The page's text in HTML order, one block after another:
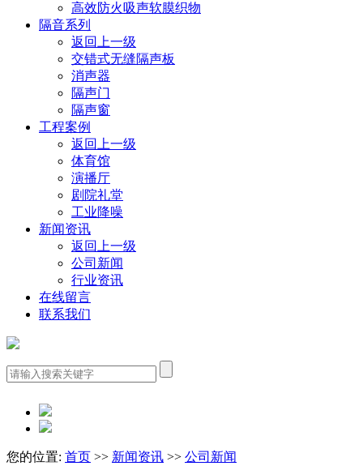
高效防火吸声软膜织物
隔音系列
返回上一级
交错式无缝隔声板
消声器
隔声门
隔声窗
工程案例
返回上一级
体育馆
演播厅
剧院礼堂
工业降噪
新闻资讯
返回上一级
公司新闻
行业资讯
在线留言
联系我们
您的位置: 首页 >> 新闻资讯 >> 公司新闻